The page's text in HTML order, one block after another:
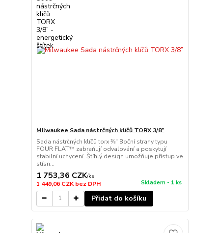
Milwaukee Sada nástrčných klíčů TORX 3/8”
Sada nástrčných klíčů torx ⅜″ Boční strany typu
FOUR FLAT™ zabraňují odvalování a poskytují
stabilní uchycení. Štíhlý design umožňuje přístup ve
stísn...
1 753,36 CZK/ks
1 449,06 CZKbez DPH Skladem - 1 ks
Přidat do košíku